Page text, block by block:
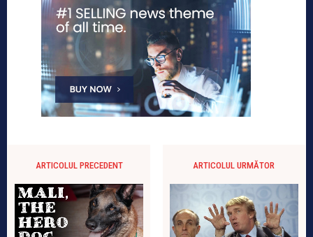
ARTICOLUL PRECEDENT ARTICOLUL URMĂTOR